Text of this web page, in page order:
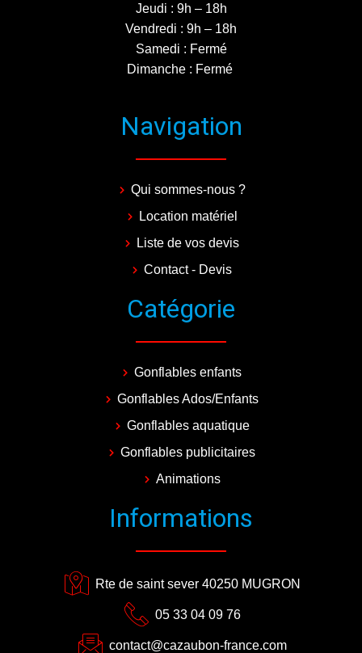
Jeudi : 9h – 18h
Vendredi : 9h – 18h
Samedi : Fermé
Dimanche : Fermé
Navigation
Qui sommes-nous ?
Location matériel
Liste de vos devis
Contact - Devis
Catégorie
Gonflables enfants
Gonflables Ados/Enfants
Gonflables aquatique
Gonflables publicitaires
Animations
Informations
Rte de saint sever 40250 MUGRON
05 33 04 09 76
contact@cazaubon-france.com